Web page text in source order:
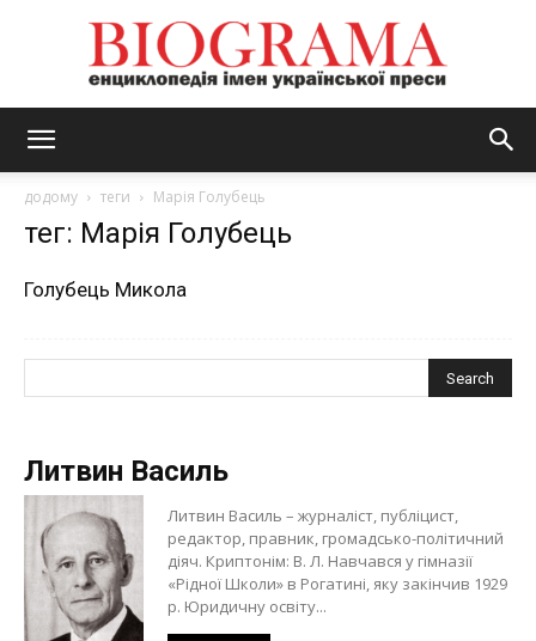
додому теги Марія Голубець
тег: Марія Голубець
Голубець Микола
Литвин Василь
Литвин Василь – журналіст, публіцист,
редактор, правник, громадсько-політичний
діяч. Криптонім: В. Л. Навчався у гімназії
«Рідної Школи» в Рогатині, яку закінчив 1929
р. Юридичну освіту...